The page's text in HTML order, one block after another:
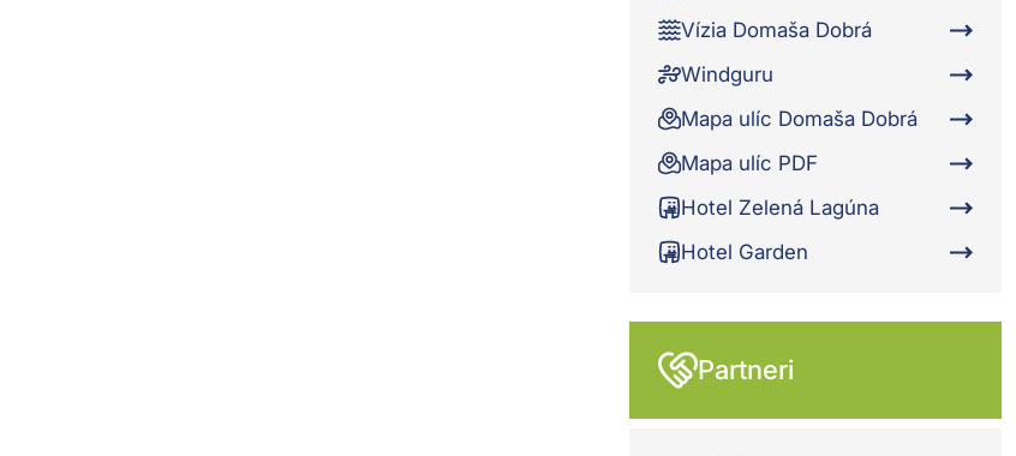
Vízia Domaša Dobrá
Windguru
Mapa ulíc Domaša Dobrá
Mapa ulíc PDF
Hotel Zelená Lagúna
Hotel Garden
Partneri